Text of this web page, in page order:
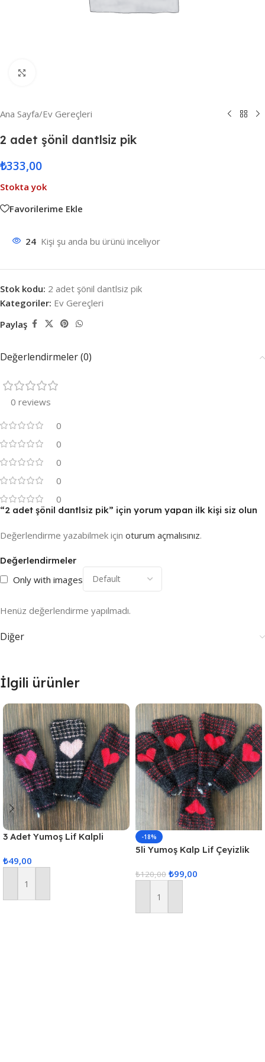
Ana Sayfa/Ev Gereçleri
2 adet şönil dantlsiz pik
₺333,00
Stokta yok
Favorilerime Ekle
24 Kişi şu anda bu ürünü inceliyor
Stok kodu: 2 adet şönil dantlsiz pik
Kategoriler: Ev Gereçleri
Paylaş
Değerlendirmeler (0)
0 reviews
0
0
0
0
0
Değerlendirmeler
Only with images
Henüz değerlendirme yapılmadı.
“2 adet şönil dantlsiz pik” için yorum yapan ilk kişi siz olun
Değerlendirme yazabilmek için oturum açmalısınız.
Diğer
İlgili ürünler
3 Adet Yumoş Lif Kalpli
₺49,00
Sepete Ekle
-18%
5li Yumoş Kalp Lif Çeyizlik
₺120,00 ₺99,00
Sepete Ekle